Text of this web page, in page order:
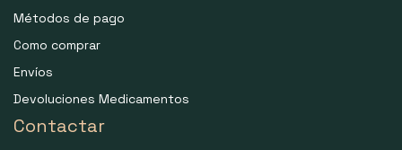
Métodos de pago
Como comprar
Envíos
Devoluciones Medicamentos
Contactar